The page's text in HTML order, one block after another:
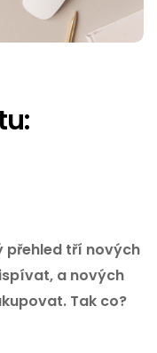
přehled tří nových
a nových
Tak co?